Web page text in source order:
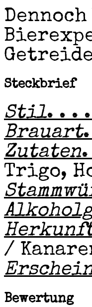
Steckbrief
Stil. . .
Brauart
Zutaten.
Trigo,
/
Bewertung